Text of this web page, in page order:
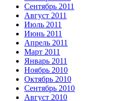
Сентябрь 2011
Август 2011
Июль 2011
Июнь 2011
Апрель 2011
Март 2011
Январь 2011
Ноябрь 2010
Октябрь 2010
Сентябрь 2010
Август 2010